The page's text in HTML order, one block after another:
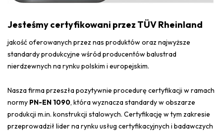
Jesteśmy certyfikowani przez TÜV Rheinland
jakość oferowanych przez nas produktów oraz najwyższe
standardy produkcyjne wśród producentów balustrad
nierdzewnych na rynku polskim i europejskim.
Nasza firma przeszła pozytywnie procedurę certyfikacji w ramach
normy PN-EN 1090, która wyznacza standardy w obszarze
produkcji m.in. konstrukcji stalowych. Certyfikację w tym zakresie
przeprowadził lider na rynku usług certyfikacyjnych i badawczych